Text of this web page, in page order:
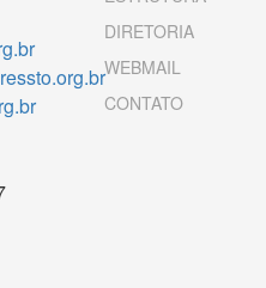
DIRETORIA
WEBMAIL
CONTATO